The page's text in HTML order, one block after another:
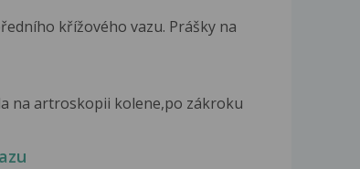
křížového vazu. Prášky na
na artroskopii kolene,po zákroku